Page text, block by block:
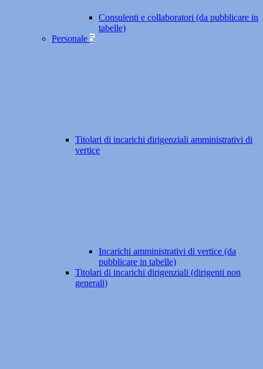
Consulenti e collaboratori (da pubblicare in
tabelle)
Personale 5
Titolari di incarichi dirigenziali amministrativi di
vertice
Incarichi amministrativi di vertice (da
pubblicare in tabelle)
Titolari di incarichi dirigenziali (dirigenti non
generali)